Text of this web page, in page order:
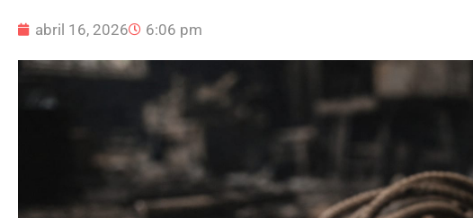
abril 16, 2026 6:06 pm